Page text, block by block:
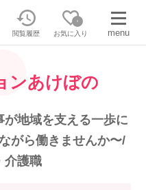
閲覧履歴
0
お気に入り menu
わせはこちら
合わせの内容を
ださい
求人を探す
ンあけぼの
が地域を支える一歩に
がら働きませんか〜/
介護職